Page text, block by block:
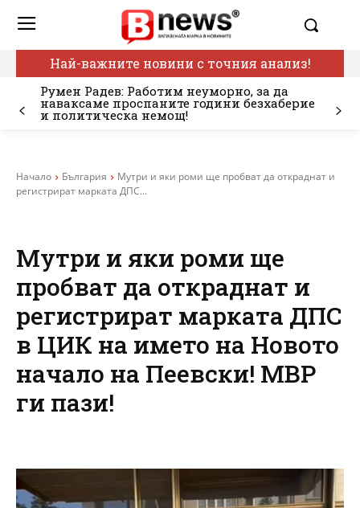
Най-важните новини с точния анализ!
Румен Радев: Работим неуморно, за да
наваксаме проспаните години безхаберие
и политическа немощ!
Начало България
Мутри и яки роми ще пробват да откраднат и
регистрират марката ДПС...
Мутри и яки роми ще
пробват да откраднат и
регистрират марката ДПС
в ЦИК на името на Новото
начало на Пеевски! МВР
ги пази!